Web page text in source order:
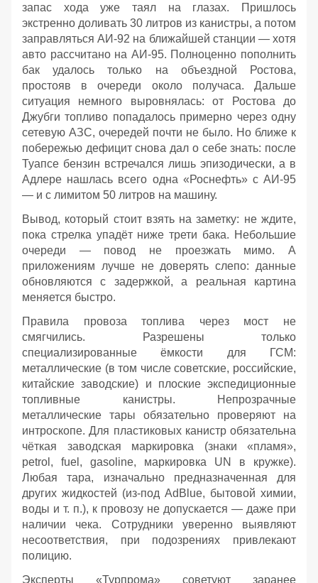
запас хода уже таял на глазах. Пришлось
экстренно доливать 30 литров из канистры, а потом
заправляться АИ‑92 на ближайшей станции — хотя
авто рассчитано на АИ‑95. Полноценно пополнить
бак удалось только на объездной Ростова,
простояв в очереди около получаса. Дальше
ситуация немного выровнялась: от Ростова до
Джубги топливо попадалось примерно через одну
сетевую АЗС, очередей почти не было. Но ближе к
побережью дефицит снова дал о себе знать: после
Туапсе бензин встречался лишь эпизодически, а в
Адлере нашлась всего одна «Роснефть» с АИ‑95
— и с лимитом 50 литров на машину.
Вывод, который стоит взять на заметку: не ждите,
пока стрелка упадёт ниже трети бака. Небольшие
очереди — повод не проезжать мимо. А
приложениям лучше не доверять слепо: данные
обновляются с задержкой, а реальная картина
меняется быстро.
Правила провоза топлива через мост не
смягчились. Разрешены только
специализированные ёмкости для ГСМ:
металлические (в том числе советские, российские,
китайские заводские) и плоские экспедиционные
топливные канистры. Непрозрачные
металлические тары обязательно проверяют на
интроскопе. Для пластиковых канистр обязательна
чёткая заводская маркировка (знаки «пламя»,
petrol, fuel, gasoline, маркировка UN в кружке).
Любая тара, изначально предназначенная для
других жидкостей (из‑под AdBlue, бытовой химии,
воды и т. п.), к провозу не допускается — даже при
наличии чека. Сотрудники уверенно выявляют
несоответствия, при подозрениях привлекают
полицию.
Эксперты «Турпрома» советуют заранее